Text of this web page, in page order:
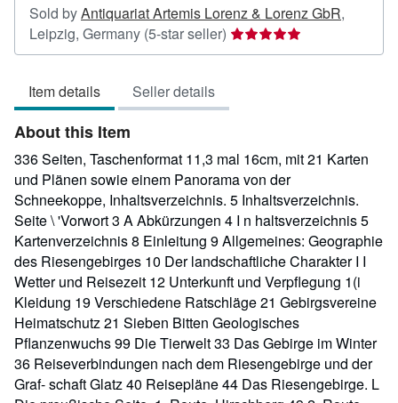
Sold byAntiquariat Artemis Lorenz & Lorenz GbR,
Leipzig, Germany (5-star seller) Seller
rating
stars
Item details Seller details
About this Item
336 Seiten, Taschenformat 11,3 mal 16cm, mit 21 Karten
und Plänen sowie einem Panorama von der
Schneekoppe, Inhaltsverzeichnis. 5 Inhaltsverzeichnis.
Seite \ 'Vorwort 3 A Abkürzungen 4 I n haltsverzeichnis 5
Kartenverzeichnis 8 Einleitung 9 Allgemeines: Geographie
des Riesengebirges 10 Der landschaftliche Charakter I I
Wetter und Reisezeit 12 Unterkunft und Verpflegung 1(i
Kleidung 19 Verschiedene Ratschläge 21 Gebirgsvereine
Heimatschutz 21 Sieben Bitten Geologisches
Pflanzenwuchs 99 Die Tierwelt 33 Das Gebirge im Winter
36 Reiseverbindungen nach dem Riesengebirge und der
Graf- schaft Glatz 40 Reisepläne 44 Das Riesengebirge. L